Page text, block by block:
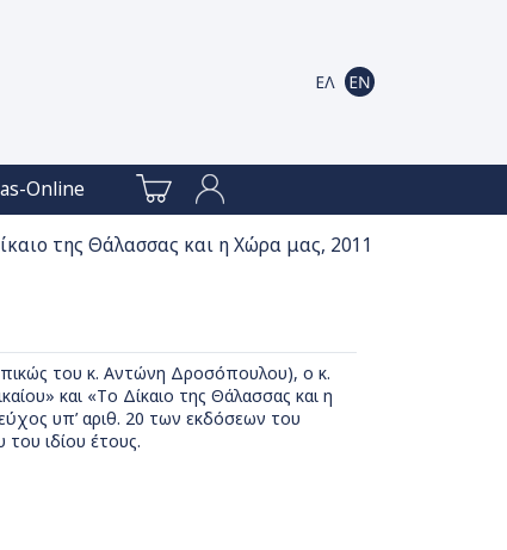
Online
της Θάλασσας και η Χώρα μας, 2011
του κ. Αντώνη Δροσόπουλου), ο κ.
και «Tο Δίκαιο της Θάλασσας και η
υπ’ αριθ. 20 των εκδόσεων του
ιδίου έτους.